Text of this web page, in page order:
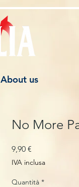
About us
No More
9,90 €
IVA inclusa
Quantità *